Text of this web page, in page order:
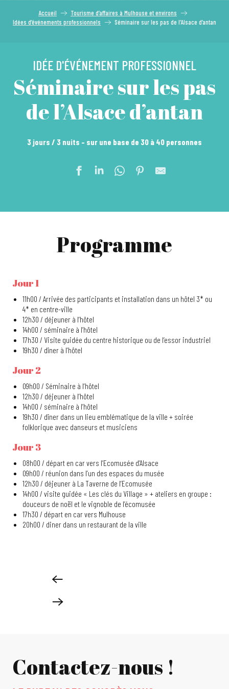
Accueil
Tourisme d’affaires à Mulhouse et environs
Idées d’événements professionnels
Séminaire sur les pas de l’Alsace d’antan
IDÉE D'ÉVÉNEMENT PROFESSIONNEL
Séminaire sur les pas
de l’Alsace d’antan
3 jours / 3 nuits – sur une base de 30 à 40 personnes
Programme
Jour 1
11h00 / Arrivée des participants et installation dans un hôtel 3* ou
4* en centre-ville
12h30 / déjeuner à l’hôtel
14h00 / séminaire à l’hôtel
17h30 / Visite guidée du centre historique ou de l’essor industriel
19h30 / dîner à l’hôtel
Jour 2
09h00 / Séminaire à l’hôtel
12h30 / déjeuner à l’hôtel
14h00 / séminaire à l’hôtel
19h30 / dîner dans un lieu emblématique de la ville + soirée
folklorique avec danseurs et musiciens
Jour 3
08h00 / départ en car vers l’Ecomusée d’Alsace
09h00 / réunion dans l’un des espaces du musée
12h30 / déjeuner à La Taverne de l’Ecomusée
14h00 / visite guidée « Les clés du Village » + ateliers en groupe :
douceurs de noël et le vignoble de l’écomusée
17h30 / départ en car vers Mulhouse
20h00 / diner dans un restaurant de la ville
Contactez-nous !